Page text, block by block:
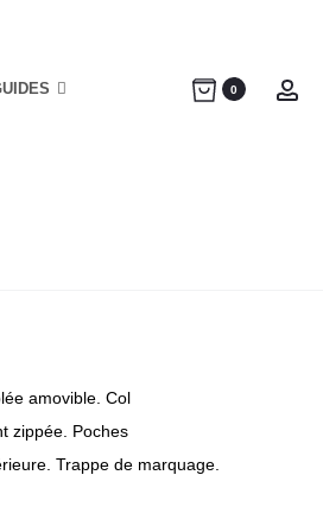
0
amovible. Col
zippée. Poches
Trappe de marquage.